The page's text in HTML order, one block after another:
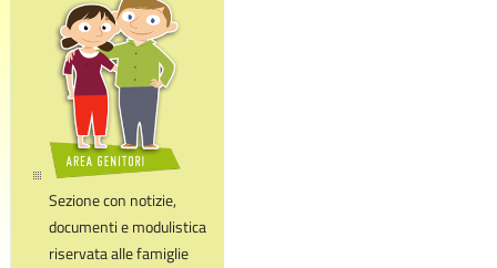
Sezione con notizie,
documenti e modulistica
riservata alle famiglie